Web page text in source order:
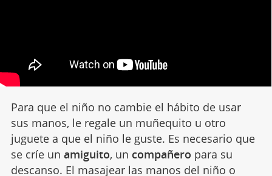
Para que el niño no cambie el hábito de usar
sus manos, le regale un muñequito u otro
juguete a que el niño le guste. Es necesario que
se críe un amiguito, un compañero para su
descanso. El masajear las manos del niño o